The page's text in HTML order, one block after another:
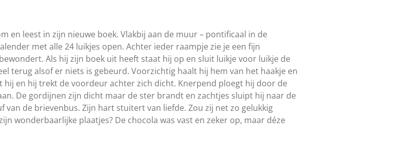
en leest in zijn nieuwe boek. Vlakbij aan de muur – pontificaal in de
met alle 24 luikjes open. Achter ieder raampje zie je een fijn
Als hij zijn boek uit heeft staat hij op en sluit luikje voor luikje de
terug alsof er niets is gebeurd. Voorzichtig haalt hij hem van het haakje en
hij en hij trekt de voordeur achter zich dicht. Knerpend ploegt hij door de
De gordijnen zijn dicht maar de ster brandt en zachtjes sluipt hij naar de
de brievenbus. Zijn hart stuitert van liefde. Zou zij net zo gelukkig
wonderbaarlijke plaatjes? De chocola was vast en zeker op, maar déze